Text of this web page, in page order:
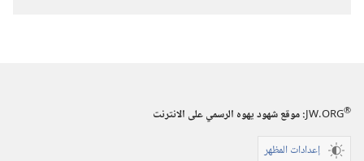
مايو‏
JW.ORG®
:‏ موقع شهود يهوه الرسمي على الانترنت
إعدادات المظهر